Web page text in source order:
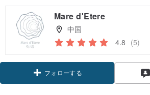
Mare d'Etere
中国
4.8 (5)
フォローする